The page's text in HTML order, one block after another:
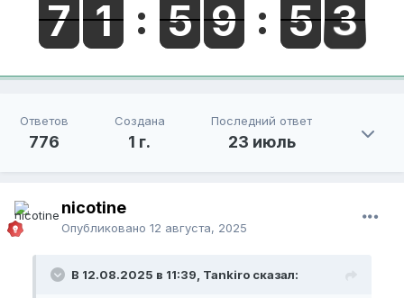
Ответов
776
Создана
1 г.
Последний ответ
23 июль
nicotine
Опубликовано 12 августа, 2025
В 12.08.2025 в 11:39, Tankiro сказал: